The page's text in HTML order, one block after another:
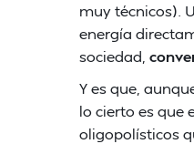
muy técnicos).
energía
sociedad,
Y es que,
lo cierto es que
oligopolísticos